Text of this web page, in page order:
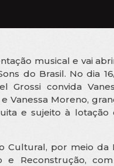
musical e vai
do Brasil. No dia 16/
Grossi convida
Vanessa Moreno,
e sujeito à lotação
Cultural, por meio da
e Reconstrução,